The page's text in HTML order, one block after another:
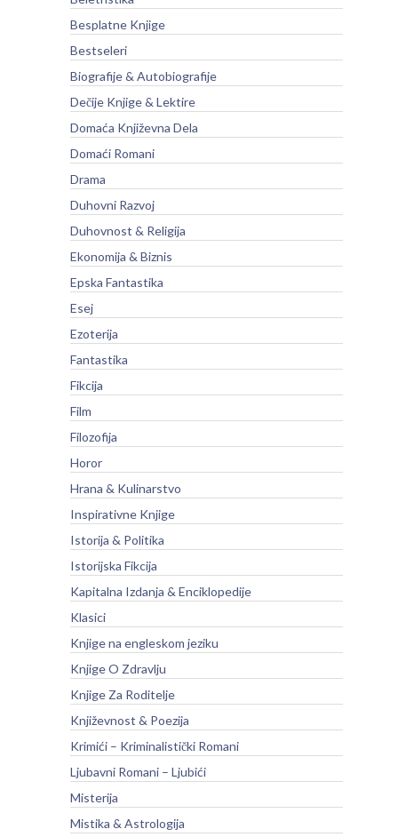
Besplatne Knjige
Bestseleri
Biografije & Autobiografije
Dečije Knjige & Lektire
Domaća Književna Dela
Domaći Romani
Drama
Duhovni Razvoj
Duhovnost & Religija
Ekonomija & Biznis
Epska Fantastika
Esej
Ezoterija
Fantastika
Fikcija
Film
Filozofija
Horor
Hrana & Kulinarstvo
Inspirativne Knjige
Istorija & Politika
Istorijska Fikcija
Kapitalna Izdanja & Enciklopedije
Klasici
Knjige na engleskom jeziku
Knjige O Zdravlju
Knjige Za Roditelje
Književnost & Poezija
Krimići – Kriminalistički Romani
Ljubavni Romani – Ljubići
Misterija
Mistika & Astrologija